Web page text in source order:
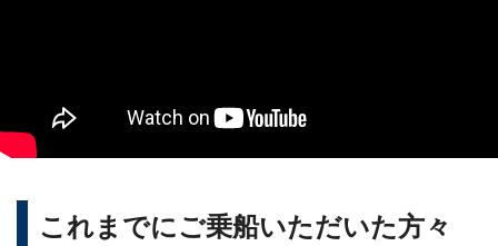
これまでにご乗船いただいた方々